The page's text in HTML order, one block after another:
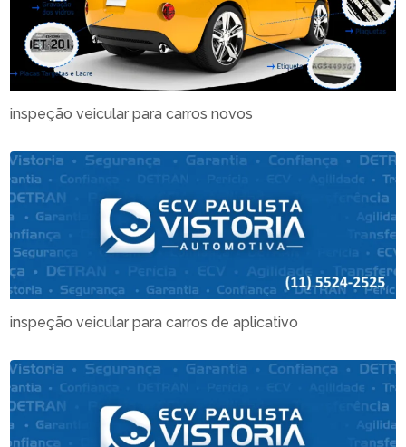
inspeção veicular para carros novos
inspeção veicular para carros de aplicativo